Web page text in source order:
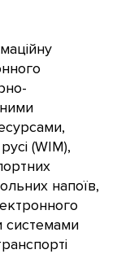
(WIM),
напоїв,
системами